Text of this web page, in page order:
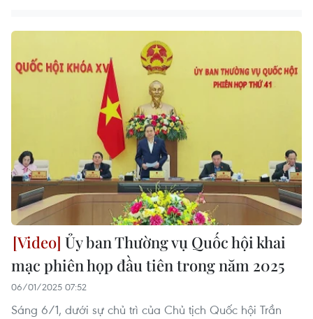
Ủy ban Thường vụ Quốc hội khai
mạc phiên họp đầu tiên trong năm 2025
06/01/2025 07:52
Sáng 6/1, dưới sự chủ trì của Chủ tịch Quốc hội Trần